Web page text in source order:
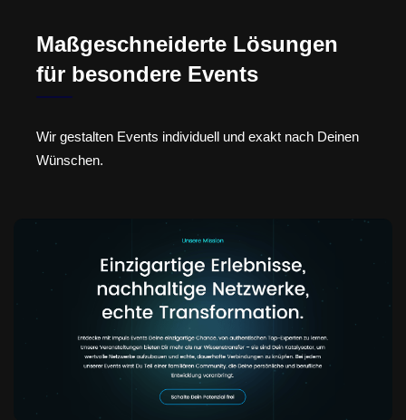
Maßgeschneiderte Lösungen
für besondere Events
Wir gestalten Events individuell und exakt nach Deinen
Wünschen.